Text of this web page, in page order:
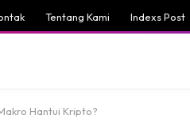
Tentang Kami Indexs Post
Hantui Kripto?